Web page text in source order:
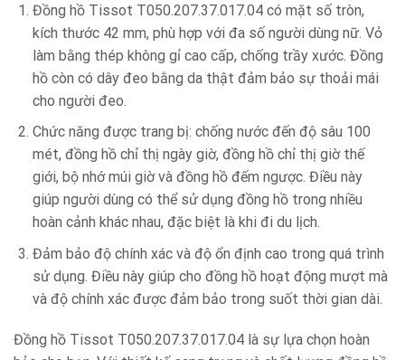
Đồng hồ Tissot T050.207.37.017.04 có mặt số tròn,
kích thước 42 mm, phù hợp với đa số người dùng nữ. Vỏ
làm bằng thép không gỉ cao cấp, chống trầy xước. Đồng
hồ còn có dây đeo bằng da thật đảm bảo sự thoải mái
cho người đeo.
Chức năng được trang bị: chống nước đến độ sâu 100
mét, đồng hồ chỉ thị ngày giờ, đồng hồ chỉ thị giờ thế
giới, bộ nhớ múi giờ và đồng hồ đếm ngược. Điều này
giúp người dùng có thể sử dụng đồng hồ trong nhiều
hoàn cảnh khác nhau, đặc biệt là khi đi du lịch.
Đảm bảo độ chính xác và độ ổn định cao trong quá trình
sử dụng. Điều này giúp cho đồng hồ hoạt động mượt mà
và độ chính xác được đảm bảo trong suốt thời gian dài.
Đồng hồ Tissot T050.207.37.017.04 là sự lựa chọn hoàn